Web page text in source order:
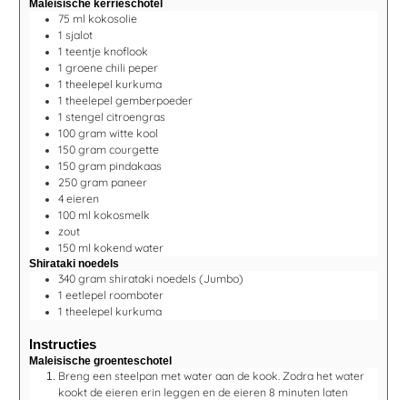
Maleisische kerrieschotel
75 ml kokosolie
1 sjalot
1 teentje knoflook
1 groene chili peper
1 theelepel kurkuma
1 theelepel gemberpoeder
1 stengel citroengras
100 gramwitte kool
150 gram courgette
150 gram pindakaas
250 gram paneer
4 eieren
100 ml kokosmelk
zout
150 ml kokend water
Shirataki noedels
340 gram shirataki noedels (Jumbo)
1 eetlepel roomboter
1 theelepel kurkuma
Instructies
Maleisische groenteschotel
Breng een steelpan met water aan de kook. Zodra het water
kookt de eieren erin leggen en de eieren8 minuten laten